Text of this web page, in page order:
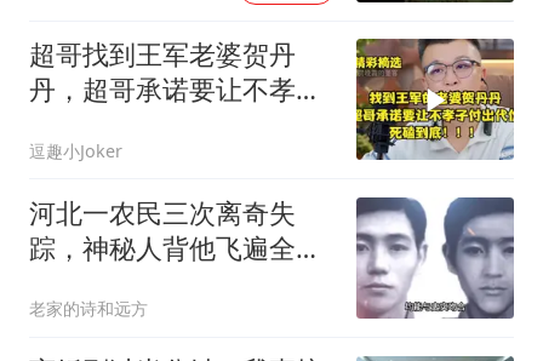
超哥找到王军老婆贺丹
丹，超哥承诺要让不孝子
逗趣小Joker
河北一农民三次离奇失
踪，神秘人背他飞遍全中
老家的诗和远方